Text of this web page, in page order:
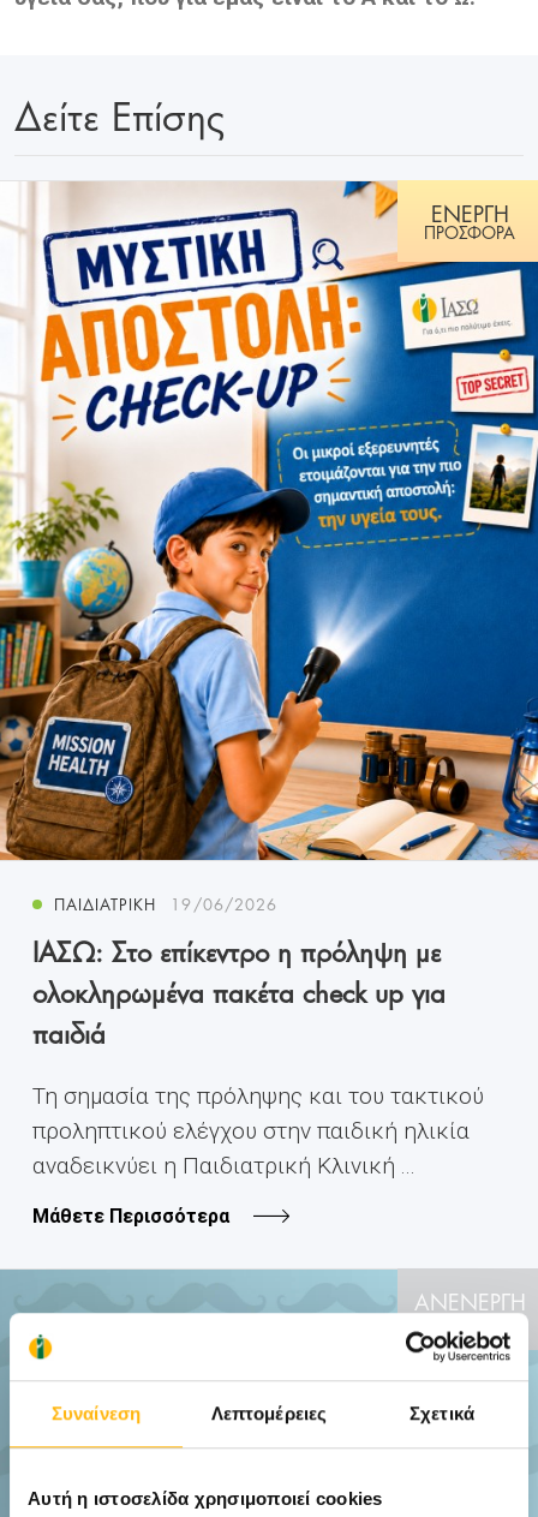
Συναίνεση Λεπτομέρειες Σχετικά
Αυτή η ιστοσελίδα χρησιμοποιεί cookies
Δείτε Επίσης
ΕΝΕΡΓΗ
ΠΡΟΣΦΟΡΑ
ΠΑΙΔΙΑΤΡΙΚΉ 19/06/2026
ΙΑΣΩ: Στο επίκεντρο η πρόληψη με
ολοκληρωμένα πακέτα check up για
παιδιά
Τη σημασία της πρόληψης και του τακτικού
προληπτικού ελέγχου στην παιδική ηλικία
αναδεικνύει η Παιδιατρική Κλινική ...
Μάθετε Περισσότερα
ΑΝΕΝΕΡΓΗ
ΠΡΟΣΦΟΡΑ